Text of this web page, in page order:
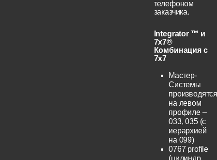
телефоном
заказчика.
Integrator ™ и
7x7®
Комбинация с
7x7
Мастер-
Системы
на левом
профиле –
033, 035 (с
иерархией
на 099)
0767 profile